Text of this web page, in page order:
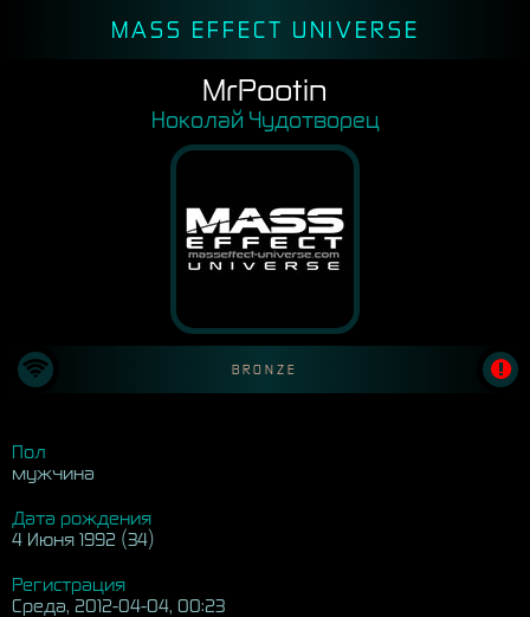
MASS EFFECT UNIVERSE
MrPootin
Ноколай Чудотворец
BRONZE
Пол
мужчина
Дата рождения
4 Июня 1992 (34)
Регистрация
Среда, 2012-04-04, 00:23